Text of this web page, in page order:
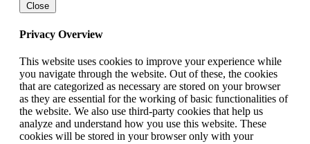
Close
Privacy Overview
This website uses cookies to improve your experience while
you navigate through the website. Out of these, the cookies
that are categorized as necessary are stored on your browser
as they are essential for the working of basic functionalities of
the website. We also use third-party cookies that help us
analyze and understand how you use this website. These
cookies will be stored in your browser only with your